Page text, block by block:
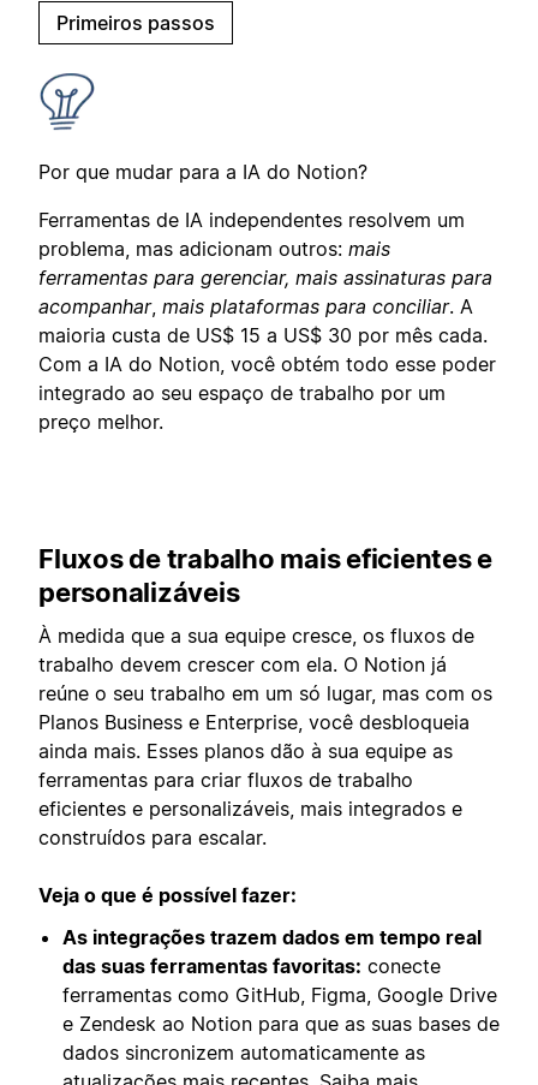
Primeiros passos
Por que mudar para a IA do Notion?
Ferramentas de IA independentes resolvem um
problema, mas adicionam outros: mais
ferramentas para gerenciar, mais assinaturas para
acompanhar, mais plataformas para conciliar. A
maioria custa de US$ 15 a US$ 30 por mês cada.
Com a IA do Notion, você obtém todo esse poder
integrado ao seu espaço de trabalho por um
preço melhor.
Fluxos de trabalho mais eficientes e
personalizáveis
À medida que a sua equipe cresce, os fluxos de
trabalho devem crescer com ela. O Notion já
reúne o seu trabalho em um só lugar, mas com os
Planos Business e Enterprise, você desbloqueia
ainda mais. Esses planos dão à sua equipe as
ferramentas para criar fluxos de trabalho
eficientes e personalizáveis, mais integrados e
construídos para escalar.
Veja o que é possível fazer:
As integrações trazem dados em tempo real
das suas ferramentas favoritas: conecte
ferramentas como GitHub, Figma, Google Drive
e Zendesk ao Notion para que as suas bases de
dados sincronizem automaticamente as